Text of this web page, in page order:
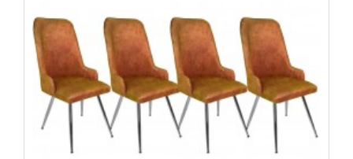
İHRAÇ FAZLASI
-20 %